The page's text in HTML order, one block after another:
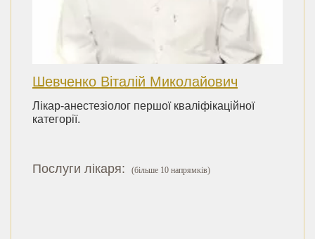
Шевченко Віталій Миколайович
Лікар-анестезіолог першої кваліфікаційної
категорії.
Послуги лікаря: (більше 10 напрямків)